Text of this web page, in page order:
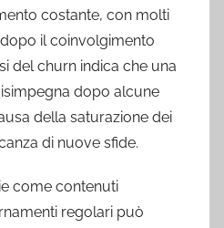
costante, con molti
il coinvolgimento
del churn indica che una
dopo alcune
della saturazione dei
di nuove sfide.
come contenuti
regolari può